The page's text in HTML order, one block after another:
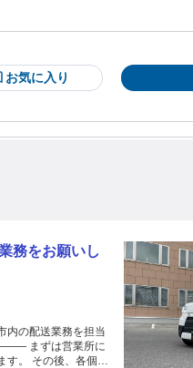
の判断ですぐに執行
「与えられた仕事
細
現場での営業アクシ
ムを組成する（採
即応 現場ルールの
しい側面も含めて
の要素が不可欠とな
合い（マニュアル
ち上げ初期には、
目指す方には最適な
はこうした方がい
ます。大企業のよう
報酬のみ） ・赤字の場合インセン
に逆算して動けるスキル。 デジタル
く、自ら電話をかけ、飛び込み営業
長のチャンス」と捉え、前向きに試
事業成長のために必要なら何でもやる柔軟
期： 軌道に乗るまでは、相応の時
ていない中でのトラブル対応や、
お気に入り
務をお願いし
送業務を担当
所に
す。 その後、各個人